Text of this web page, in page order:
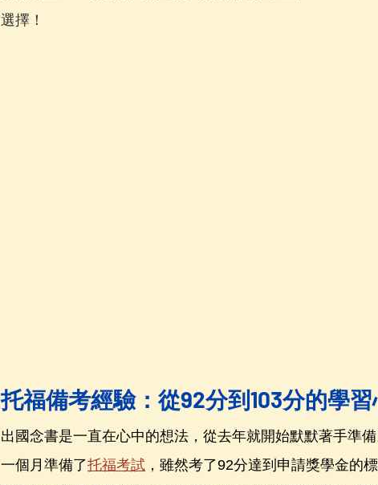
選擇！
托福備考經驗：從92分到103分的學
出國念書是一直在心中的想法，從去年就開始默默著手準
一個月準備了托福考試 ，雖然考了92分達到申請獎學金的